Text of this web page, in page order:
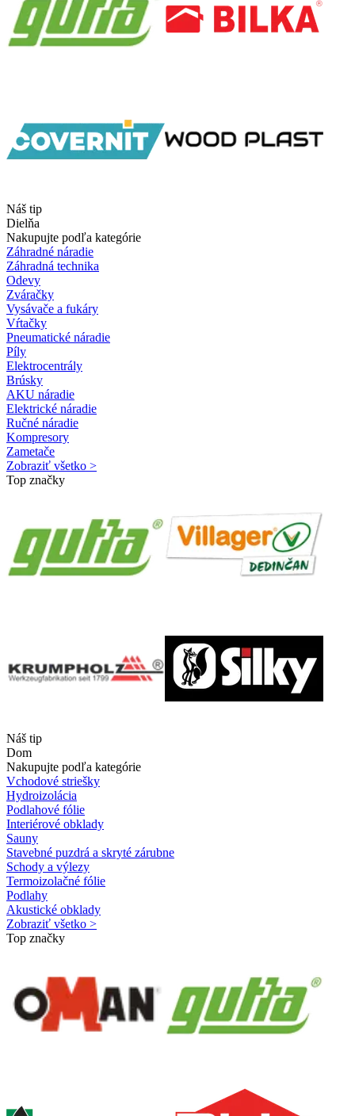
Náš tip
Dielňa
Nakupujte podľa kategórie
Záhradné náradie
Záhradná technika
Odevy
Zváračky
Vysávače a fukáry
Vŕtačky
Pneumatické náradie
Píly
Elektrocentrály
Brúsky
AKU náradie
Elektrické náradie
Ručné náradie
Kompresory
Zametače
Zobraziť všetko >
Top značky
Náš tip
Dom
Nakupujte podľa kategórie
Vchodové striešky
Hydroizolácia
Podlahové fólie
Interiérové obklady
Sauny
Stavebné puzdrá a skryté zárubne
Schody a výlezy
Termoizolačné fólie
Podlahy
Akustické obklady
Zobraziť všetko >
Top značky